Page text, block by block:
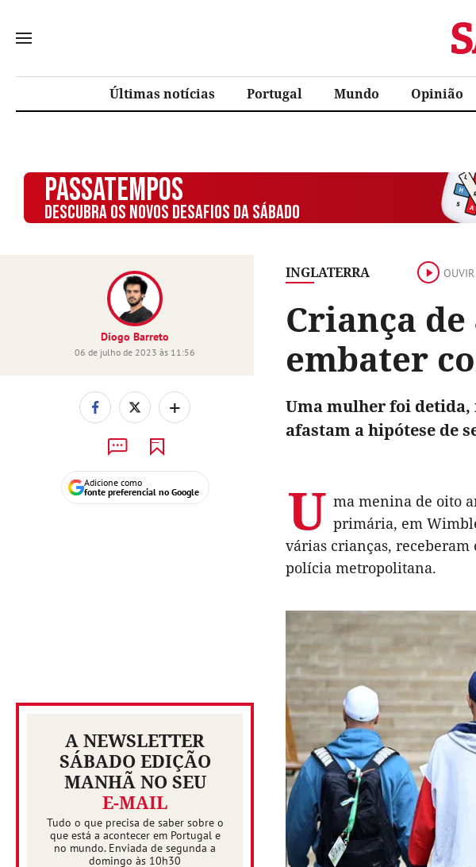
Últimas notícias Portugal Mundo Opinião
PASSATEMPOS
DESCUBRA OS NOVOS DESAFIOS DA SÁBADO
INGLATERRA
Criança
embater
Diogo Barreto
06 de julho de 2023 às 11:56
+
Adicione como
fonte preferencial no Google
A NEWSLETTER
SÁBADO EDIÇÃO
MANHÃ NO SEU
E-MAIL
Tudo o que precisa de saber sobre o
que está a acontecer em Portugal e
no mundo. Enviada de segunda a
domingo às 10h30
Uma mulher foi detida,
afastam a hipótese de
U ma menina de oito
primária, em
várias crianças, receberam
polícia metropolitana.